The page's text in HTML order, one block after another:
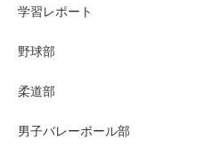
学習レポート
野球部
柔道部
男子バレーボール部